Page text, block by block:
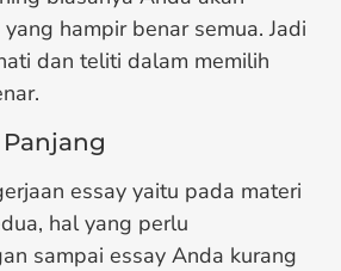
hampir benar semua. Jadi
dan teliti dalam memilih
Panjang
essay yaitu pada materi
hal yang perlu
sampai essay Anda kurang